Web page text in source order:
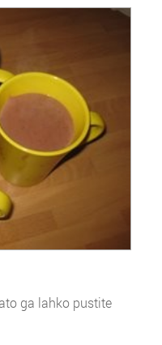
ga lahko pustite